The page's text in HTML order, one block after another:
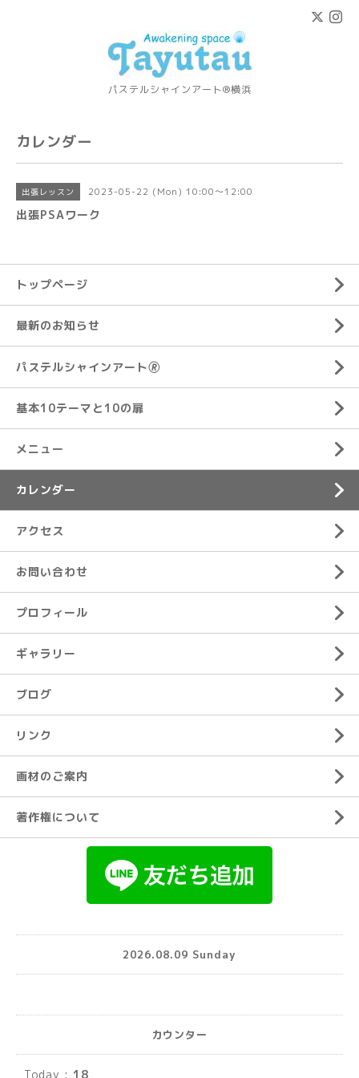
パステルシャインアート®横浜
カレンダー
出張レッスン 2023-05-22 (Mon) 10:00～12:00
出張PSAワーク
トップページ
最新のお知らせ
パステルシャインアート🄬
基本10テーマと10の扉
メニュー
カレンダー
アクセス
お問い合わせ
プロフィール
ギャラリー
ブログ
リンク
画材のご案内
著作権について
2026.08.09 Sunday
カウンター
Today : 18